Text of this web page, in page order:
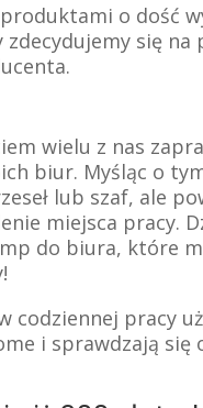
o dość
się na
wielu z nas
biur. Myśląc o
lub szaf, ale
miejsca pracy.
do biura, które
codziennej pracy
i sprawdzają się